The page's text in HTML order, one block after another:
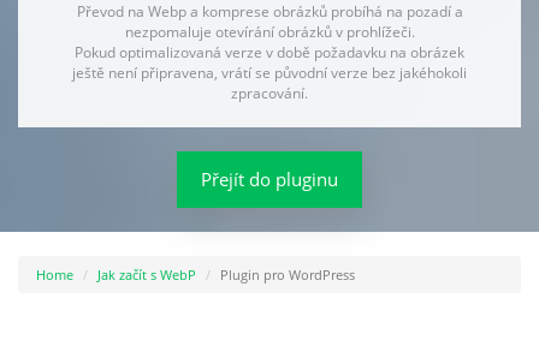
Převod na Webp a komprese obrázků probíhá na pozadí a
nezpomaluje otevírání obrázků v prohlížeči.
Pokud optimalizovaná verze v době požadavku na obrázek
ještě není připravena, vrátí se původní verze bez jakéhokoli
zpracování.
Přejít do pluginu
Home Jak začít s WebP Plugin pro WordPress